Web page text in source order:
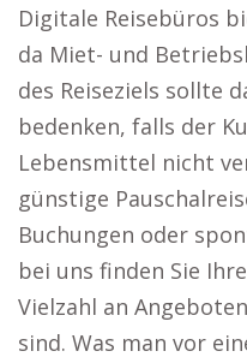
Digitale Reisebüros
da Miet- und
des Reiseziels sollte
bedenken, falls der
Lebensmittel nicht
günstige
Buchungen oder
bei uns finden Sie
Vielzahl an
sind. Was man vor